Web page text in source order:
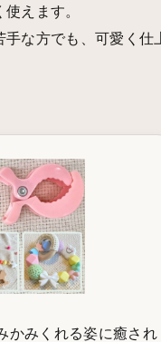
えます。
手な方でも、可愛く仕
かみくれる姿に癒され